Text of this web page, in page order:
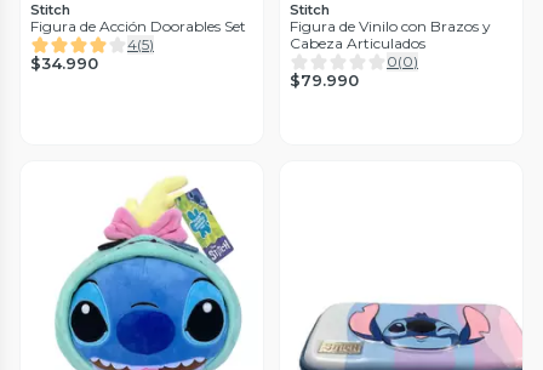
Stitch
Figura de Acción Doorables Set
4(5)
$34.990
Stitch
Figura de Vinilo con Brazos y
Cabeza Articulados
0(0)
$79.990